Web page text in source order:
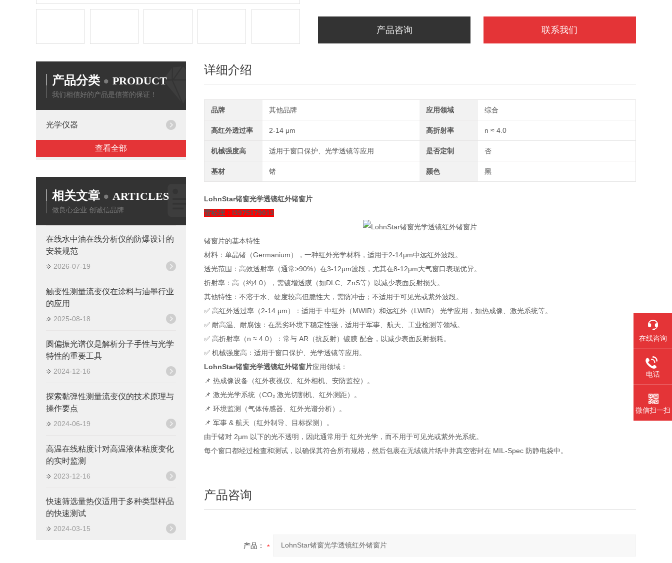
产品咨询 联系我们
产品分类 PRODUCT
我们相信好的产品是信誉的保证！
光学仪器
查看全部
相关文章 ARTICLES
做良心企业 创诚信品牌
在线水中油在线分析仪的防爆设计的
安装规范
2026-07-19
触变性测量流变仪在涂料与油墨行业
的应用
2025-08-18
圆偏振光谱仪是解析分子手性与光学
特性的重要工具
2024-12-16
探索黏弹性测量流变仪的技术原理与
操作要点
2024-06-19
高温在线粘度计对高温液体粘度变化
的实时监测
2023-12-16
快速筛选量热仪适用于多种类型样品
的快速测试
2024-03-15
详细介绍
品牌 其他品牌 应用领域 综合
高红外透过率 2-14 μm 高折射率 n ≈ 4.0
机械强度高 适用于窗口保护、光学透镜等应用 是否定制 否
基材 锗 颜色 黑
LohnStar锗窗光学透镜红外锗窗片
雷经理：l3975179013
锗窗片的基本特性
材料：单晶锗（Germanium），一种红外光学材料，适用于2-14μm中远红外波段。
透光范围：高效透射率（通常>90%）在3-12μm波段，尤其在8-12μm大气窗口表现优异。
折射率：高（约4.0），需镀增透膜（如DLC、ZnS等）以减少表面反射损失。
其他特性：不溶于水、硬度较高但脆性大，需防冲击；不适用于可见光或紫外波段。
✅ 高红外透过率（2-14 μm）：适用于 中红外（MWIR）和远红外（LWIR） 光学应用，如热成像、激光系统等。
✅ 耐高温、耐腐蚀：在恶劣环境下稳定性强，适用于军事、航天、工业检测等领域。
✅ 高折射率（n ≈ 4.0）：常与 AR（抗反射）镀膜 配合，以减少表面反射损耗。
✅ 机械强度高：适用于窗口保护、光学透镜等应用。
LohnStar锗窗光学透镜红外锗窗片应用领域：
📌 热成像设备（红外夜视仪、红外相机、安防监控）。
📌 激光光学系统（CO₂ 激光切割机、红外测距）。
📌 环境监测（气体传感器、红外光谱分析）。
📌 军事 & 航天（红外制导、目标探测）。
由于锗对 2μm 以下的光不透明，因此通常用于 红外光学，而不用于可见光或紫外光系统。
每个窗口都经过检查和测试，以确保其符合所有规格，然后包裹在无绒镜片纸中并真空密封在 MIL-Spec 防静电袋中。
产品咨询
产品：
在线咨询
电话
微信扫一扫